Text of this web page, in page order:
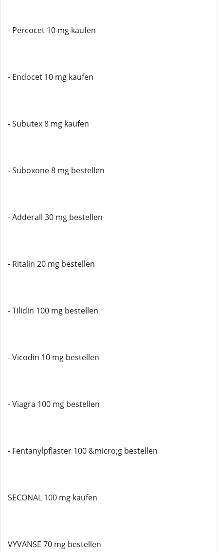
- Percocet 10 mg kaufen
- Endocet 10 mg kaufen
- Subutex 8 mg kaufen
- Suboxone 8 mg bestellen
- Adderall 30 mg bestellen
- Ritalin 20 mg bestellen
- Tilidin 100 mg bestellen
- Vicodin 10 mg bestellen
- Viagra 100 mg bestellen
- Fentanylpflaster 100 &micro;g bestellen
SECONAL 100 mg kaufen
VYVANSE 70 mg bestellen